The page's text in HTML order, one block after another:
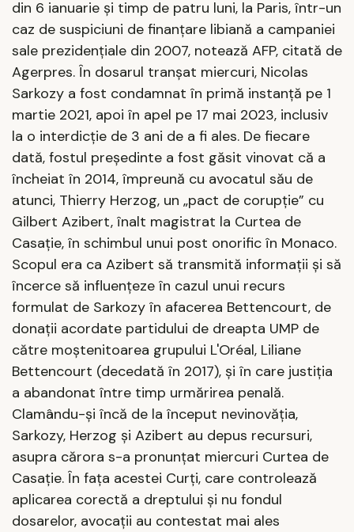
din 6 ianuarie şi timp de patru luni, la Paris, într-un
caz de suspiciuni de finanţare libiană a campaniei
sale prezidenţiale din 2007, notează AFP, citată de
Agerpres. În dosarul tranşat miercuri, Nicolas
Sarkozy a fost condamnat în primă instanţă pe 1
martie 2021, apoi în apel pe 17 mai 2023, inclusiv
la o interdicţie de 3 ani de a fi ales. De fiecare
dată, fostul preşedinte a fost găsit vinovat că a
încheiat în 2014, împreună cu avocatul său de
atunci, Thierry Herzog, un „pact de corupţie” cu
Gilbert Azibert, înalt magistrat la Curtea de
Casaţie, în schimbul unui post onorific în Monaco.
Scopul era ca Azibert să transmită informaţii şi să
încerce să influenţeze în cazul unui recurs
formulat de Sarkozy în afacerea Bettencourt, de
donaţii acordate partidului de dreapta UMP de
către moştenitoarea grupului L'Oréal, Liliane
Bettencourt (decedată în 2017), şi în care justiţia
a abandonat între timp urmărirea penală.
Clamându-şi încă de la început nevinovăţia,
Sarkozy, Herzog şi Azibert au depus recursuri,
asupra cărora s-a pronunţat miercuri Curtea de
Casaţie. În faţa acestei Curţi, care controlează
aplicarea corectă a dreptului şi nu fondul
dosarelor, avocaţii au contestat mai ales